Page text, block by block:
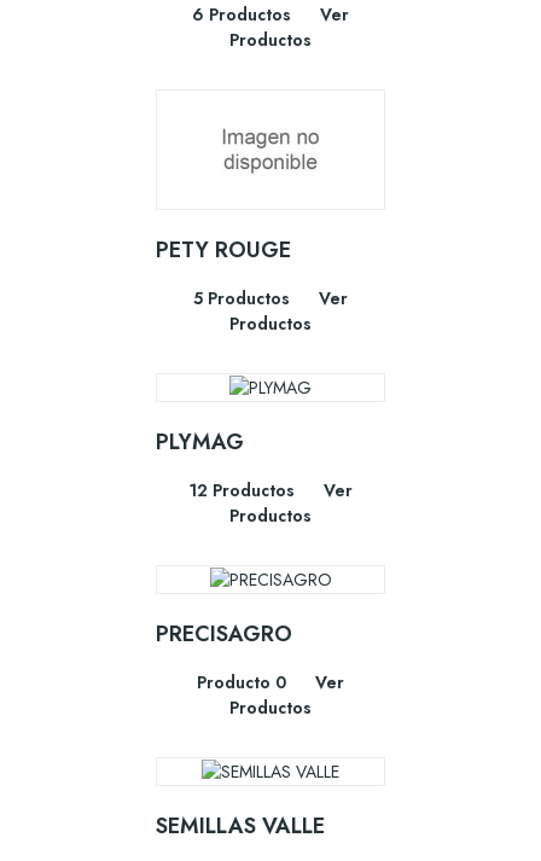
6 Productos
Ver
Productos
PETY ROUGE
5 Productos
Ver
Productos
PLYMAG
12 Productos
Ver
Productos
PRECISAGRO
Producto 0
Ver
Productos
SEMILLAS VALLE